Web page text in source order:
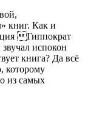
книг. Как и
Гиппократ
испокон
книга? Да всё
которому
из самых